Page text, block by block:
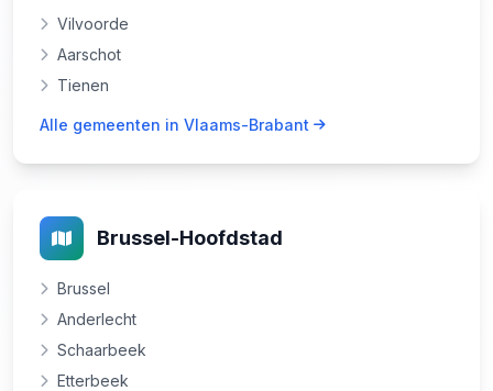
Vilvoorde
Aarschot
Tienen
Alle gemeenten in Vlaams-Brabant
Brussel-Hoofdstad
Brussel
Anderlecht
Schaarbeek
Etterbeek